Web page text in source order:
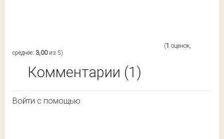
(1 оценок,
среднее: 3,00из 5)
Комментарии (1)
Войти с помощью: